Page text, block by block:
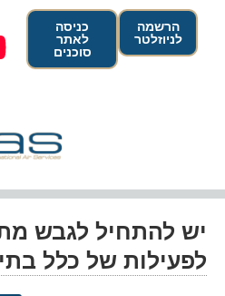
הרשמה
לניוזלטר
כניסה
לאתר
סוכנים
יש להתחיל לגבש
לפעילות של כלל